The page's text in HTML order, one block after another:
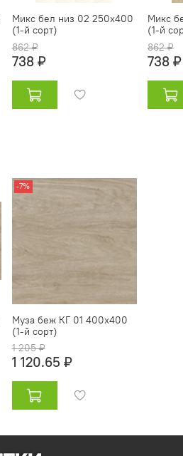
Микс бел низ 02 250х400
(1-й сорт)
862 ₽
738 ₽
Микс
(1-й
862 ₽
738 ₽
-7%
Муза беж КГ 01 400х400
(1-й сорт)
1 205 ₽
1 120.65 ₽